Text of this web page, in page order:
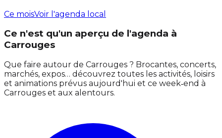
Ce moisVoir l'agenda local
Ce n'est qu'un aperçu de l'agenda à
Carrouges
Que faire autour de Carrouges ? Brocantes, concerts,
marchés, expos… découvrez toutes les activités, loisirs
et animations prévus aujourd'hui et ce week‑end à
Carrouges et aux alentours.